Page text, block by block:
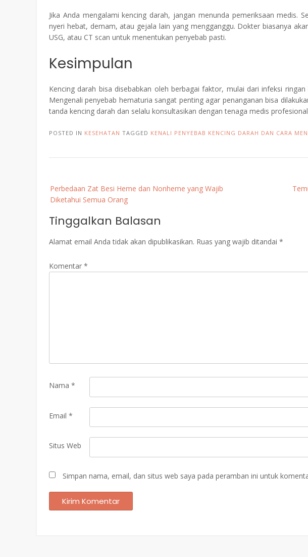
Jika Anda mengalami kencing darah, jangan menunda pemeriksaan medis.
nyeri hebat, demam, atau gejala lain yang mengganggu. Dokter biasanya
USG, atau CT scan untuk menentukan penyebab pasti.
Kesimpulan
Kencing darah bisa disebabkan oleh berbagai faktor, mulai dari infeksi
Mengenali penyebab hematuria sangat penting agar penanganan bisa
tanda kencing darah dan selalu konsultasikan dengan tenaga medis
POSTED IN KESEHATAN TAGGED KENALI PENYEBAB KENCING DARAH DAN CARA
navigation
Perbedaan Zat Besi Heme dan Nonheme yang Wajib
Diketahui Semua Orang
Tinggalkan Balasan
Alamat email Anda tidak akan dipublikasikan. Ruas yang wajib ditandai *
Komentar *
Nama *
Email *
Situs Web
Simpan nama, email, dan situs web saya pada peramban ini untuk